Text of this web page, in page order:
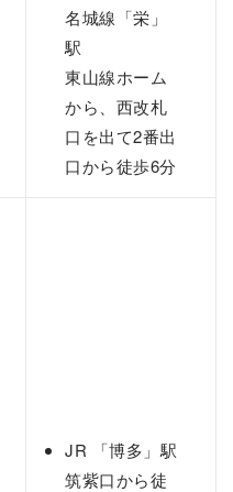
名城線「栄」
駅
東山線ホーム
から、西改札
口を出て2番出
口から徒歩6分
JR 「博多」駅
筑紫口から徒